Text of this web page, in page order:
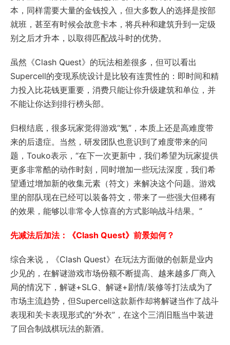
本，同样需要大量的金钱投入，但大多数人的选择是按部
就班，甚至有时候会故意卡本，将兵种和建筑升到一定级
别之后才升本，以取得匹配战斗时的优势。
虽然《Clash Quest》的玩法相差很多，但可以看出
Supercell的变现系统设计是比较有连贯性的：即时间和精
力投入比花钱更重要，消费只能让你升级建筑和单位，并
不能让你达到排行榜头部。
归根结底，很多玩家觉得游戏“氪”，本质上还是高难度带
来的后遗症。当然，研发团队也意识到了难度带来的问
题，Touko表示，“在下一次更新中，我们希望为玩家提供
更多非常酷的动作时刻，同时增加一些玩法深度，我们希
望通过增加新的收集元素（符文）来解决这个问题。游戏
里的部队现在已经可以装备符文，带来了一些强大但稀有
的效果，能够以非常令人惊喜的方式影响战斗结果。”
先减法后加法：《Clash Quest》前景如何？
综合来说，《Clash Quest》在玩法方面做的创新是业内
少见的，在解谜游戏市场份额不断提高、越来越多厂商入
局的情况下，解谜+SLG、解谜+剧情/装修等打法成为了
市场主流趋势，但Supercell这款新作却将解谜当作了战斗
表现和关卡表现形式的“外衣”，在这个三消旧瓶当中装进
了回合制战棋玩法的新酒。